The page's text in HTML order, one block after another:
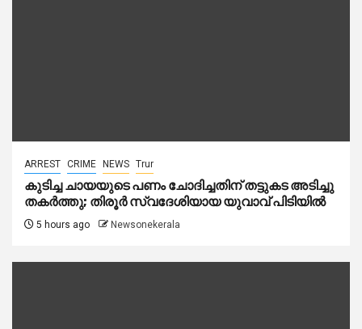
ARREST CRIME NEWS Trur
കുടിച്ച ചായയുടെ പണം ചോദിച്ചതിന് തട്ടുകട അടിച്ചു
തകർത്തു; തിരൂർ സ്വദേശിയായ യുവാവ് പിടിയിൽ
5 hours ago Newsonekerala